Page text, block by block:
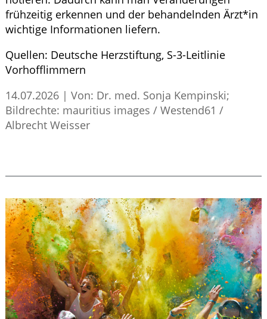
frühzeitig erkennen und der behandelnden Ärzt*in
wichtige Informationen liefern.
Quellen: Deutsche Herzstiftung, S-3-Leitlinie
Vorhofflimmern
14.07.2026 | Von: Dr. med. Sonja Kempinski;
Bildrechte: mauritius images / Westend61 /
Albrecht Weisser